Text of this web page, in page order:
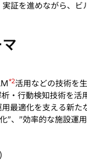
証を進めながら、ビ
*2活用などの技術を
・行動検知技術を
用最適化を支える新
、”効率的な施設運